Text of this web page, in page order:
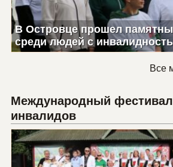
В Островце прошел
среди людей с
Все
Международный
инвалидов